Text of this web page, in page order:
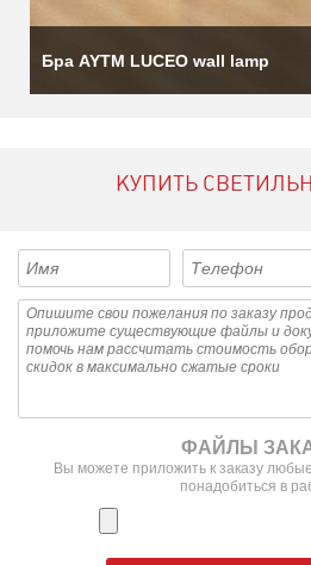
Бра AYTM LUCEO wall lamp
КУПИТЬ
ФАЙЛЫ
Вы можете приложить к заказу
понадобиться в